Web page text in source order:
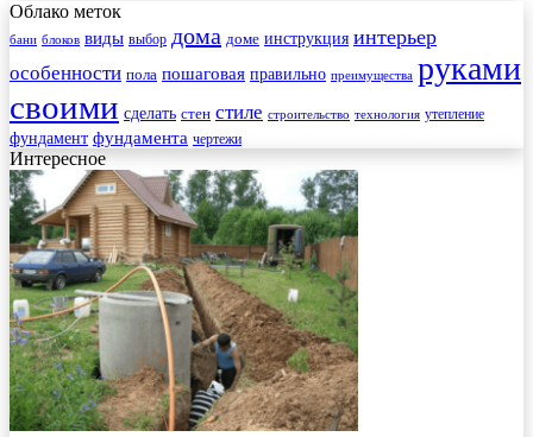
Облако меток
бани блоков виды выбор дома доме инструкция интерьер
особенности пола пошаговая правильно преимущества руками
своими сделать стен стиле строительство технология утепление
фундамент фундамента чертежи
Интересное